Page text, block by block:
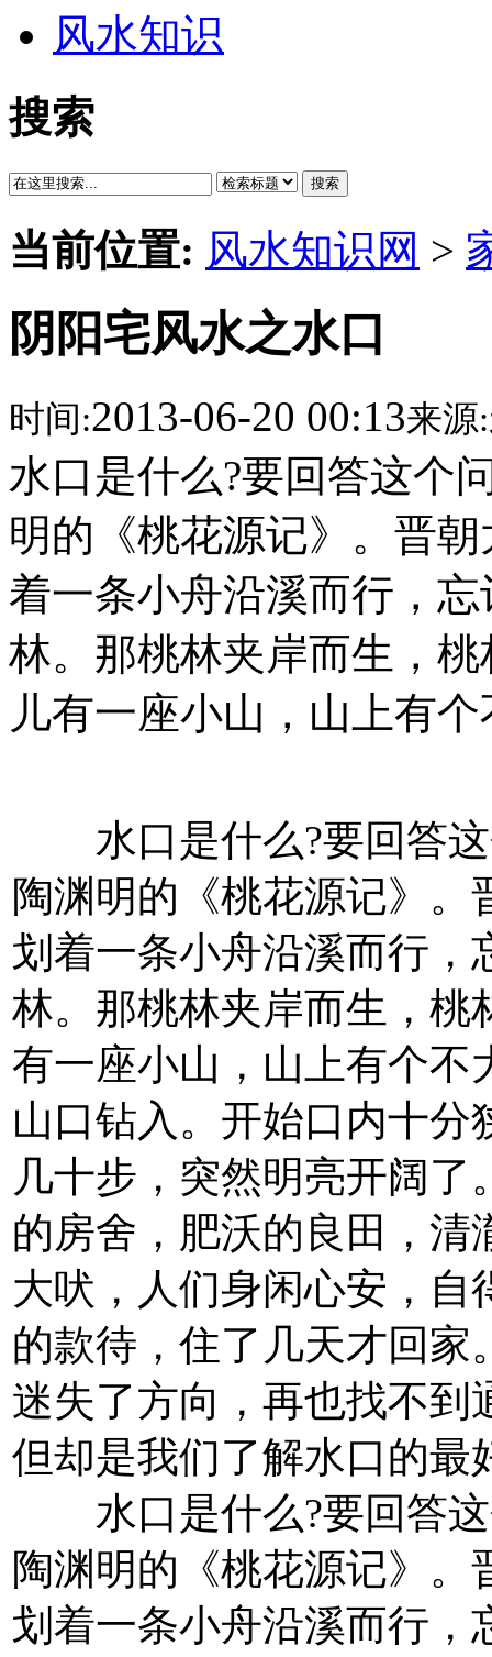
风水知识
搜索
搜索
当前位置: 风水知识网 >
阴阳宅风水之水口
时间:2013-06-20 00:13来源:
水口是什么?要回答这个
明的《桃花源记》。晋
着一条小舟沿溪而行，
林。那桃林夹岸而生，
儿有一座小山，山上有
水口是什么?要回答这
陶渊明的《桃花源记》
划着一条小舟沿溪而行，
林。那桃林夹岸而生，桃
有一座小山，山上有个不
山口钻入。开始口内十
几十步，突然明亮开阔
的房舍，肥沃的良田，清
大吠，人们身闲心安，自
的款待，住了几天才回家
迷失了方向，再也找不到
但却是我们了解水口的最
水口是什么?要回答这
陶渊明的《桃花源记》
划着一条小舟沿溪而行，